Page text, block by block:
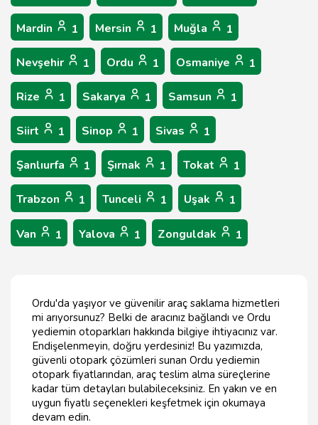
Mardin 1 Mersin 1 Muğla 1
Nevşehir 1 Ordu 1 Osmaniye 1
Rize 1 Sakarya 1 Samsun 1
Siirt 1 Sinop 1 Sivas 1
Şanlıurfa 1 Şırnak 1 Tokat 1
Trabzon 1 Tunceli 1 Uşak 1
Van 1 Yalova 1 Zonguldak 1
Ordu'da yaşıyor ve güvenilir araç saklama hizmetleri
mi arıyorsunuz? Belki de aracınız bağlandı ve Ordu
yediemin otoparkları hakkında bilgiye ihtiyacınız var.
Endişelenmeyin, doğru yerdesiniz! Bu yazımızda,
güvenli otopark çözümleri sunan Ordu yediemin
otopark fiyatlarından, araç teslim alma süreçlerine
kadar tüm detayları bulabileceksiniz. En yakın ve en
uygun fiyatlı seçenekleri keşfetmek için okumaya
devam edin.